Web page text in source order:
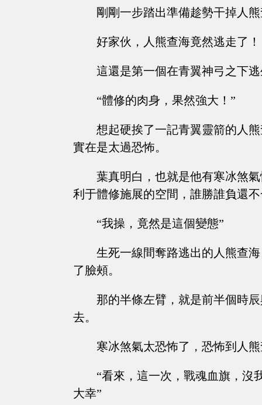
剛剛一步踏出準備趁勢干掉人
好家伙，人熊查海竟然逃走了！
這還是第一個在青翼神弓之下
“體修的肉身，果然強大！”
想起硬挨了一記青翼靈箭的人
實在是太過恐怖。
葉真明白，也就是他有寒冰煞
利于體修施展的空間，誰勝誰負還
“我操，竟然是這個變態”
生死一線間奪路逃出的人熊查
了臉頰。
那的半條左臂，就是前半個時
去。
寒冰煞氣太恐怖了，恐怖到人
“看來，這一次，戰魂血旗，沒
大幸”